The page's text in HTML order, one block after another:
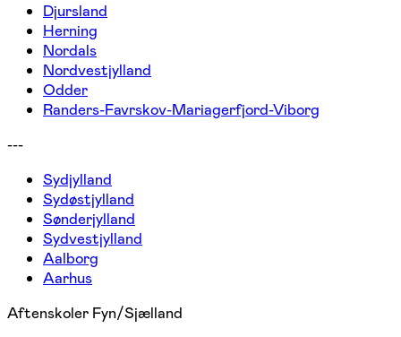
Djursland
Herning
Nordals
Nordvestjylland
Odder
Randers-Favrskov-Mariagerfjord-Viborg
---
Sydjylland
Sydøstjylland
Sønderjylland
Sydvestjylland
Aalborg
Aarhus
Aftenskoler Fyn/Sjælland